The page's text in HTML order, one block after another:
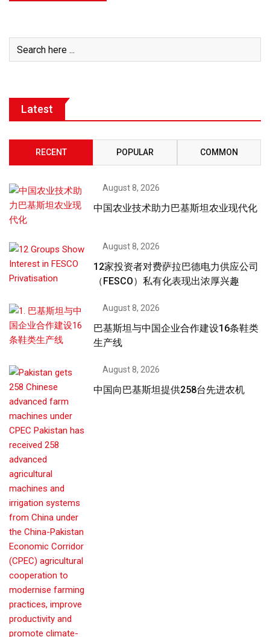
Latest
RECENT POPULAR COMMON
August 8, 2026
中国农业技术助力巴基斯坦农业现代化
August 8, 2026
12家投资者对费萨拉巴德电力供应公司
（FESCO）私有化表现出浓厚兴趣
August 8, 2026
巴基斯坦与中国企业合作建设16条鞋类
生产线
August 8, 2026
中国向巴基斯坦提供258台先进农机